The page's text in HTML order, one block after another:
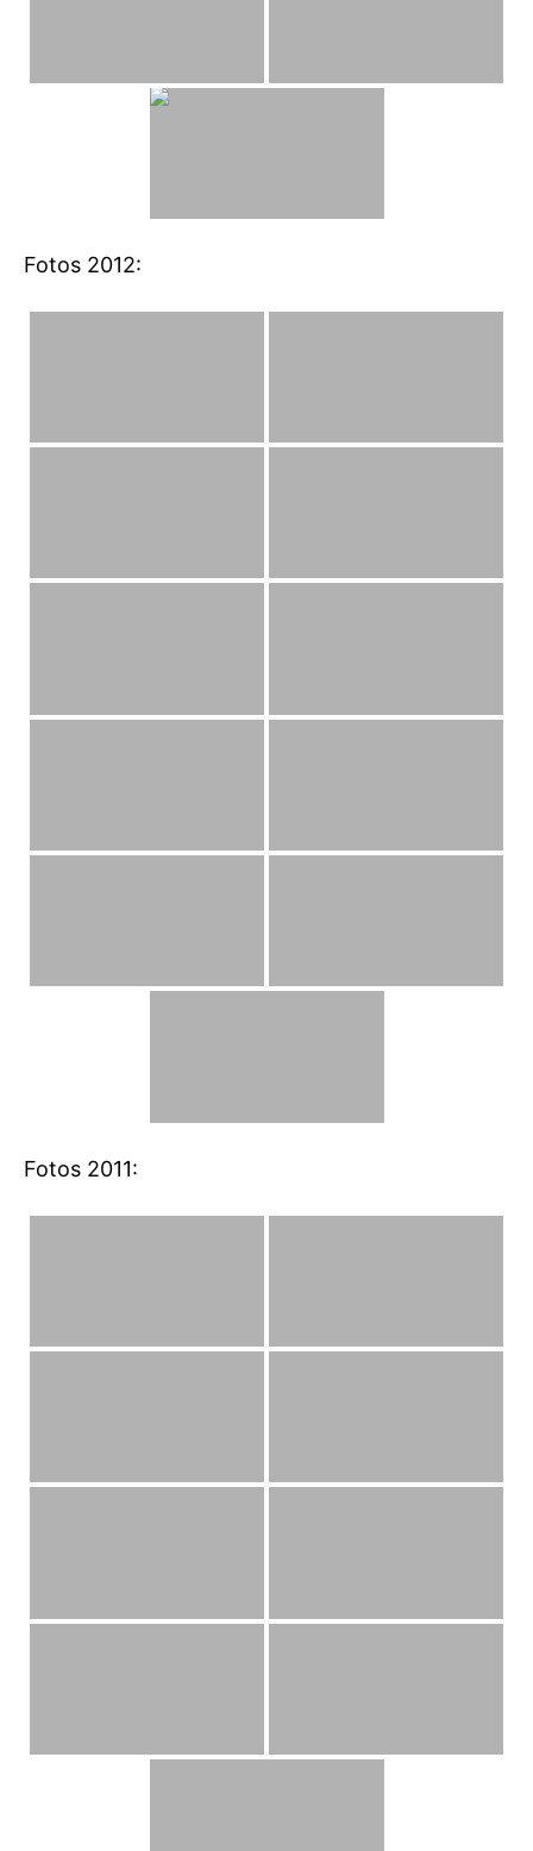
Fotos 2012:
Fotos 2011: